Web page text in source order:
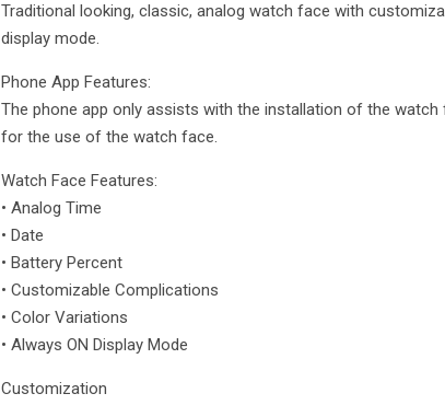
Traditional looking, classic, analog watch face with
display mode.
Phone App Features:
The phone app only assists with the installation of the watch
for the use of the watch face.
Watch Face Features:
• Analog Time
• Date
• Battery Percent
• Customizable Complications
• Color Variations
• Always ON Display Mode
Customization